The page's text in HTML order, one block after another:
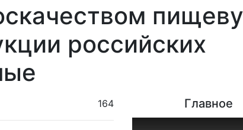
российских
164 Главное